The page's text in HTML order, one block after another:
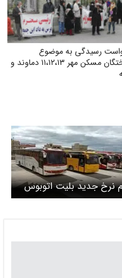
رسیدگی به موضوع
مالباختگان مسکن مهر ۱۱،۱۲،۱۳ دماوند و
نرخ‌ جدید بلیت‌ اتوبوس
پرتردد + جدول